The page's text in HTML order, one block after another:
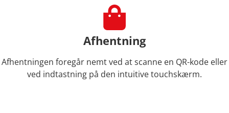
Afhentning
Afhentningen foregår nemt ved at scanne en QR-kode eller
ved indtastning på den intuitive touchskærm.